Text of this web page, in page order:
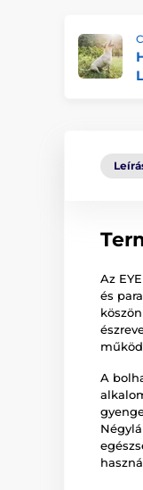
Az
és
A